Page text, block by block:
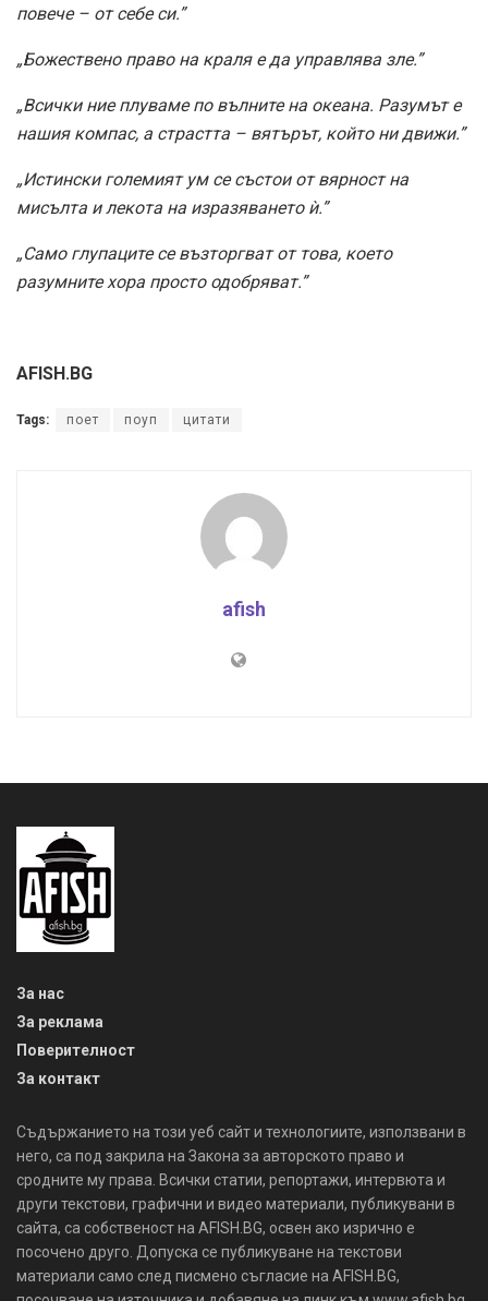
повече – от себе си.”
„Божествено право на краля е да управлява зле.”
„Всички ние плуваме по вълните на океана. Разумът е
нашия компас, а страстта – вятърът, който ни движи.”
„Истински големият ум се състои от вярност на
мисълта и лекота на изразяването ѝ.”
„Само глупаците се възторгват от това, което
разумните хора просто одобряват.”
AFISH.BG
Tags: поет поуп цитати
afish
За нас
За реклама
Поверителност
За контакт
Съдържанието на този уеб сайт и технологиите, използвани в
него, са под закрила на Закона за авторското право и
сродните му права. Всички статии, репортажи, интервюта и
други текстови, графични и видео материали, публикувани в
сайта, са собственост на AFISH.BG, освен ако изрично е
посочено друго. Допуска се публикуване на текстови
материали само след писмено съгласие на AFISH.BG,